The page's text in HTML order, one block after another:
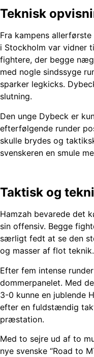
Teknisk
Fra kampens
i Stockholm var vidner
fightere, der begge
med nogle sindssyge
sparker legkicks.
slutning.
Den unge Dybeck er
efterfølgende runder
skulle brydes og
svenskeren en smule
Taktisk og
Hamzah bevarede det
sin offensiv. Begge
særligt fedt at se den
og masser af flot teknik.
Efter fem intense
dommerpanelet. Med
3-0 kunne en jublende
efter en fuldstændig
præstation.
Med to sejre ud af to
nye svenske “Road to